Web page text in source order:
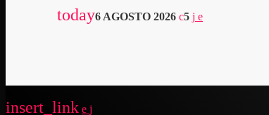
today6 AGOSTO 2026 5
insert_link